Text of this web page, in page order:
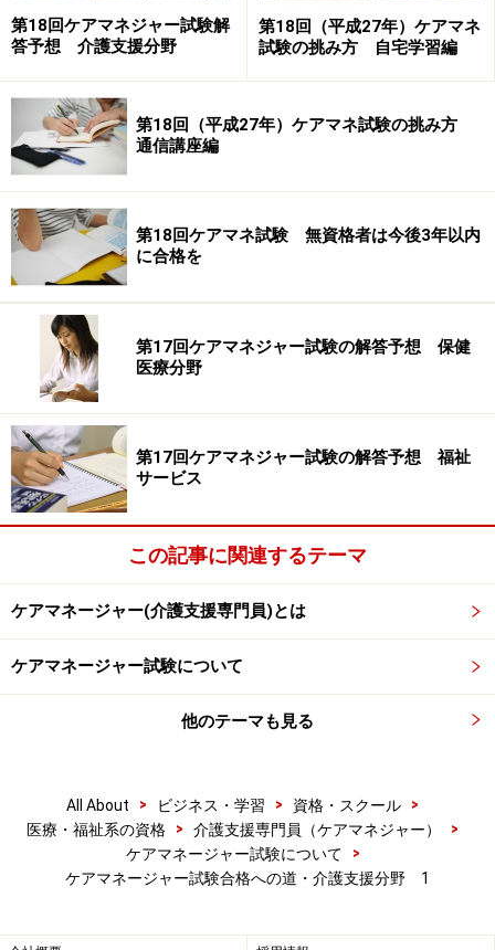
行に至る背景のポイントとしては、高齢化はどのような
スピードで進んで来たのか、今まで要介護高齢者への対
応はどうしていたのか、措置制度とは何かそして問題点
は何か、社会保険方式へと切り替わる必要があったの
か、などです。流れが理解できるとイメージができます
ので、応用問題が出ても正答率が高まります。
す。
第18回ケアマネジャー試験解
答予想 介護支援分野
第18回（平成27年）ケアマネ
試験の挑み方 自宅学習編
第18回（平成27年）ケアマネ試験の挑み方
通信講座編
第18回ケアマネ試験 無資格者は今後3年以内
に合格を
第17回ケアマネジャー試験の解答予想 保健
医療分野
第17回ケアマネジャー試験の解答予想 福祉
サービス
この記事に関連するテーマ
ケアマネージャー(介護支援専門員)とは
ケアマネージャー試験について
他のテーマも見る
All About > ビジネス・学習 > 資格・スクール
>
医療・福祉系の資格
> 介護支援専門員（ケアマネジャー）
>
ケアマネージャー試験について
>
ケアマネージャー試験合格への道・介護支援分野 1